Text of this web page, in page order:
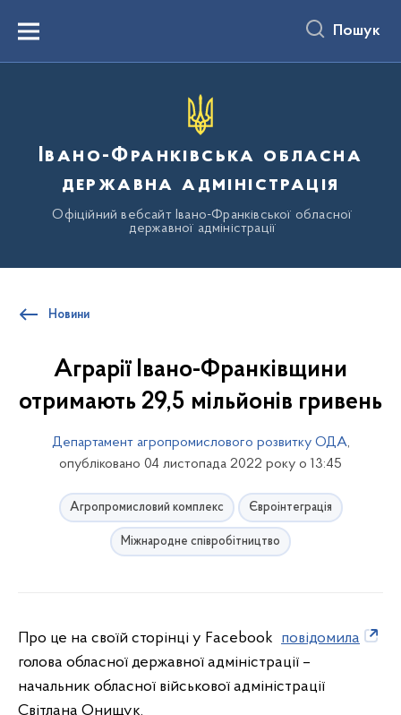
вмістуMenu Пошук
Івано-Франківська обласна
державна адміністрація
Офіційний вебсайт Івано-Франківської обласної
державної адміністрації
Новини
Аграрії Івано-Франківщини
отримають 29,5 мільйонів гривень
Департамент агропромислового розвитку ОДА,
опубліковано 04 листопада 2022 року о 13:45
Агропромисловий комплекс Євроінтеграція
Міжнародне співробітництво
Про це на своїй сторінці у Facebook повідомила
голова обласної державної адміністрації –
начальник обласної військової адміністрації
Світлана Онищук.